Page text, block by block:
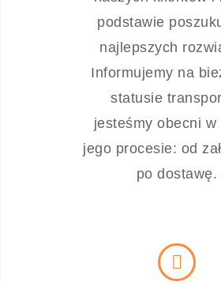
podstawie
najlepszych
Informujemy na
statusie
jesteśmy obecni w
jego procesie: od
po dostawę.